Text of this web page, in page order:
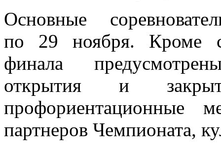
Основные
по 29 ноября. Кроме
финала
открытия и
профориентационные
партнеров Чемпионата,